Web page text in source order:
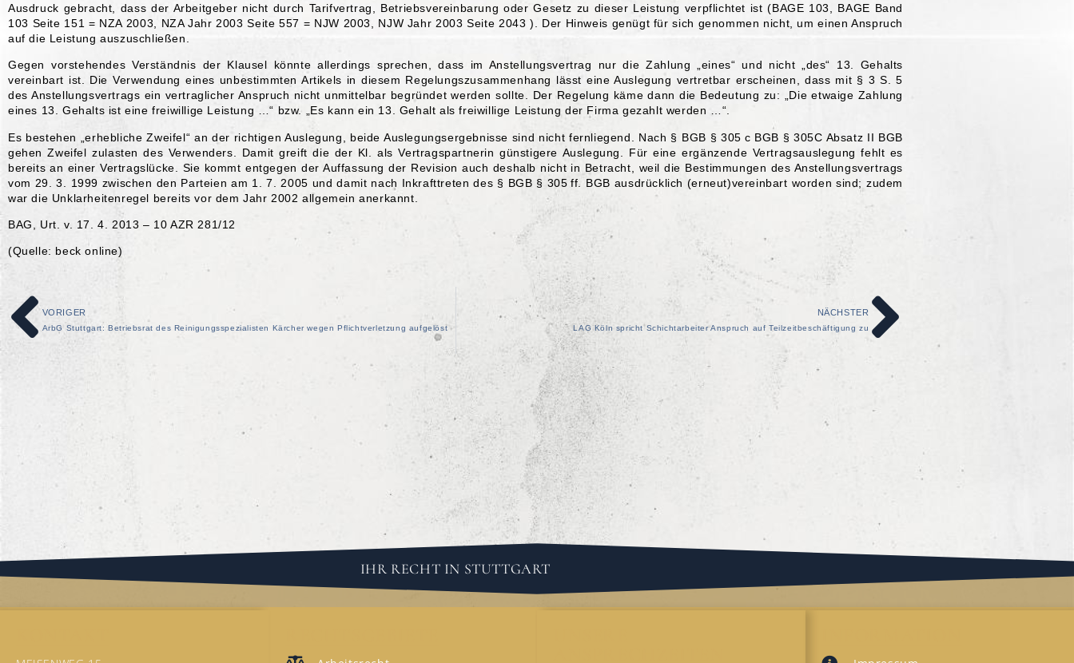
Ausdruck gebracht, dass der Arbeitgeber nicht durch Tarifvertrag, Betriebsvereinbarung oder Gesetz zu dieser Leistung verpflichtet ist (BAGE 103, BAGE Band
103 Seite 151 = NZA 2003, NZA Jahr 2003 Seite 557 = NJW 2003, NJW Jahr 2003 Seite 2043 ). Der Hinweis genügt für sich genommen nicht, um einen Anspruch
auf die Leistung auszuschließen.
Gegen vorstehendes Verständnis der Klausel könnte allerdings sprechen, dass im Anstellungsvertrag nur die Zahlung „eines“ und nicht „des“ 13. Gehalts
vereinbart ist. Die Verwendung eines unbestimmten Artikels in diesem Regelungszusammenhang lässt eine Auslegung vertretbar erscheinen, dass mit § 3 S. 5
des Anstellungsvertrags ein vertraglicher Anspruch nicht unmittelbar begründet werden sollte. Der Regelung käme dann die Bedeutung zu: „Die etwaige Zahlung
eines 13. Gehalts ist eine freiwillige Leistung …“ bzw. „Es kann ein 13. Gehalt als freiwillige Leistung der Firma gezahlt werden …“.
Es bestehen „erhebliche Zweifel“ an der richtigen Auslegung, beide Auslegungsergebnisse sind nicht fernliegend. Nach § BGB § 305 c BGB § 305C Absatz II BGB
gehen Zweifel zulasten des Verwenders. Damit greift die der Kl. als Vertragspartnerin günstigere Auslegung. Für eine ergänzende Vertragsauslegung fehlt es
bereits an einer Vertragslücke. Sie kommt entgegen der Auffassung der Revision auch deshalb nicht in Betracht, weil die Bestimmungen des Anstellungsvertrags
vom 29. 3. 1999 zwischen den Parteien am 1. 7. 2005 und damit nach Inkrafttreten des § BGB § 305 ff. BGB ausdrücklich (erneut)vereinbart worden sind; zudem
war die Unklarheitenregel bereits vor dem Jahr 2002 allgemein anerkannt.
BAG, Urt. v. 17. 4. 2013 – 10 AZR 281/12
(Quelle: beck online)
VORIGER
ArbG Stuttgart: Betriebsrat des Reinigungsspezialisten Kärcher wegen Pflichtverletzung aufgelöst
NÄCHSTER
LAG Köln spricht Schichtarbeiter Anspruch auf Teilzeitbeschäftigung zu
IHR RECHT IN STUTTGART